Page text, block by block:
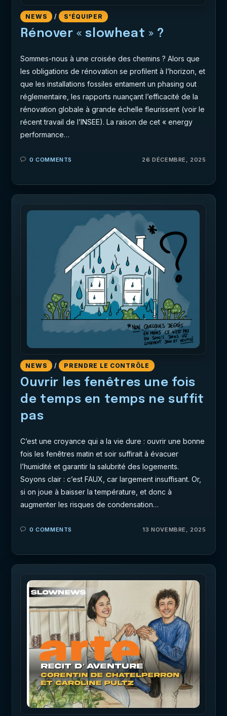
NEWS / S'ÉQUIPER
Rénover « slowheat » ?
Sommes-nous à une croisée des chemins ? Alors que
les obligations de rénovation se profilent à l’horizon, et
que les installations fossiles entament un phasing out
réglementaire, les rapports nuançant l’efficacité de la
rénovation globale à grande échelle fleurissent (voir le
récent travail de l’INSEE). La raison de cet « energy
performance…
0 COMMENTS 26 DÉCEMBRE, 2025
NEWS / PRENDRE LE CONTRÔLE
Ouvrir les fenêtres une fois
de temps en temps ne suffit
pas
C’est une croyance qui a la vie dure : ouvrir une bonne
fois les fenêtres matin et soir suffirait à évacuer
l’humidité et garantir la salubrité des logements.
Soyons clair : c’est FAUX, car largement insuffisant. Or,
si on joue à baisser la température, et donc à
augmenter les risques de condensation…
0 COMMENTS 13 NOVEMBRE, 2025